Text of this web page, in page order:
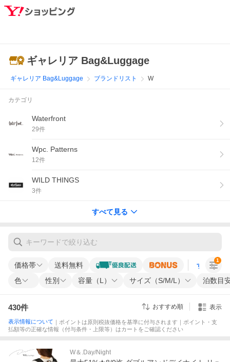
ギャレリア Bag&Luggage
ギャレリア Bag&Luggage ブランドリスト W
カテゴリ
Waterfront
29件
Wpc. Patterns
12件
WILD THINGS
3件
すべて見る
価格帯 送料無料 すべての条
色 性別 容量（L） サイズ（S/M/L） 泊数目
1
430件 おすすめ順 表示
表示情報について ｜ポイントは原則税抜価格を基準に付与されます｜ポイント・支
払額等の正確な情報（付与条件・上限等）はカートをご確認ください
W＆.Day/Night